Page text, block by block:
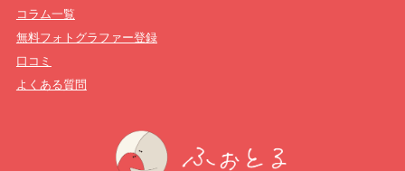
コラム一覧
無料フォトグラファー登録
口コミ
よくある質問